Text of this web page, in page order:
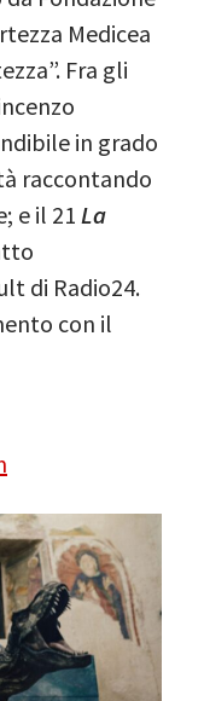
Medicea
Fra gli
in grado
raccontando
e il 21 La
di Radio24.
con il